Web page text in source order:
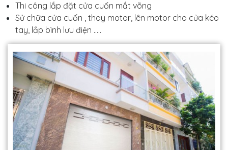
Thi công lắp đặt cửa cuốn mắt võng
Sử chữa cửa cuốn , thay motor, lên motor cho cửa kéo
tay, lắp bình lưu điện .....